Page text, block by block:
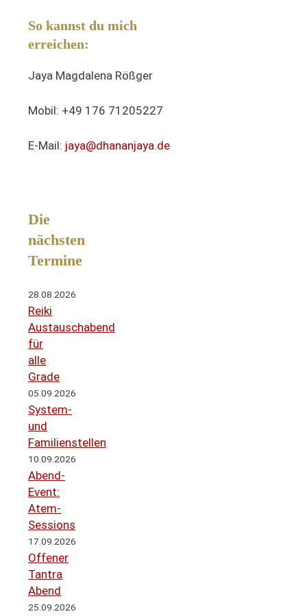
So kannst du mich
erreichen:
Jaya Magdalena Rößger
Mobil: +49 176 71205227
E-Mail: jaya@dhananjaya.de
Die
nächsten
Termine
28.08.2026
Reiki
Austauschabend
für
alle
Grade
05.09.2026
System-
und
Familienstellen
10.09.2026
Abend-
Event:
Atem-
Sessions
17.09.2026
Offener
Tantra
Abend
25.09.2026